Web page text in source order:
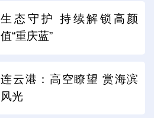
生态守护 持续解锁高颜
值“重庆蓝”
连云港：高空瞭望 赏海滨
风光